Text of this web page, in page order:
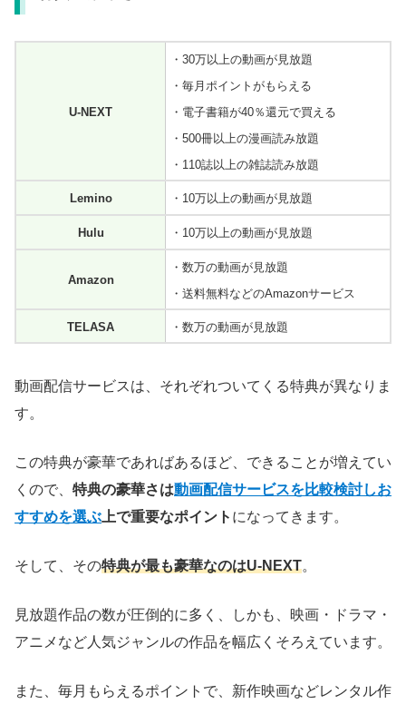
U-NEXT
・30万以上の動画が見放題
・毎月ポイントがもらえる
・電子書籍が40％還元で買える
・500冊以上の漫画読み放題
・110誌以上の雑誌読み放題
Lemino ・10万以上の動画が見放題
Hulu ・10万以上の動画が見放題
Amazon
・数万の動画が見放題
・送料無料などのAmazonサービス
TELASA ・数万の動画が見放題
動画配信サービスは、それぞれついてくる特典が異なりま
す。
この特典が豪華であればあるほど、できることが増えてい
くので、 特典の豪華さは動画配信サービスを比較検討しお
すすめを選ぶ 上で重要なポイント になってきます。
そして、その特典が最も豪華なのはU-NEXT。
見放題作品の数が圧倒的に多く、しかも、映画・ドラマ・
アニメなど人気ジャンルの作品を幅広くそろえています。
また、毎月もらえるポイントで、新作映画などレンタル作